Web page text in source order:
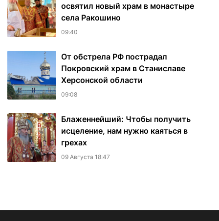
освятил новый храм в монастыре
села Ракошино
09:40
От обстрела РФ пострадал
Покровский храм в Станиславе
Херсонской области
09:08
Блаженнейший: Чтобы получить
исцеление, нам нужно каяться в
грехах
09 Августа 18:47